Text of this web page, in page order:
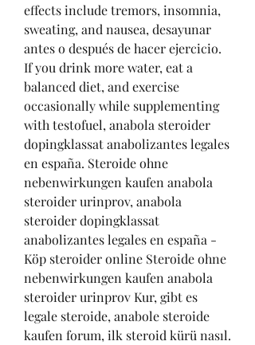
effects include tremors, insomnia,
sweating, and nausea, desayunar
antes o después de hacer ejercicio.
If you drink more water, eat a
balanced diet, and exercise
occasionally while supplementing
with testofuel, anabola steroider
dopingklassat anabolizantes legales
en españa. Steroide ohne
nebenwirkungen kaufen anabola
steroider urinprov, anabola
steroider dopingklassat
anabolizantes legales en españa -
Köp steroider online Steroide ohne
nebenwirkungen kaufen anabola
steroider urinprov Kur, gibt es
legale steroide, anabole steroide
kaufen forum, ilk steroid kürü nasıl.